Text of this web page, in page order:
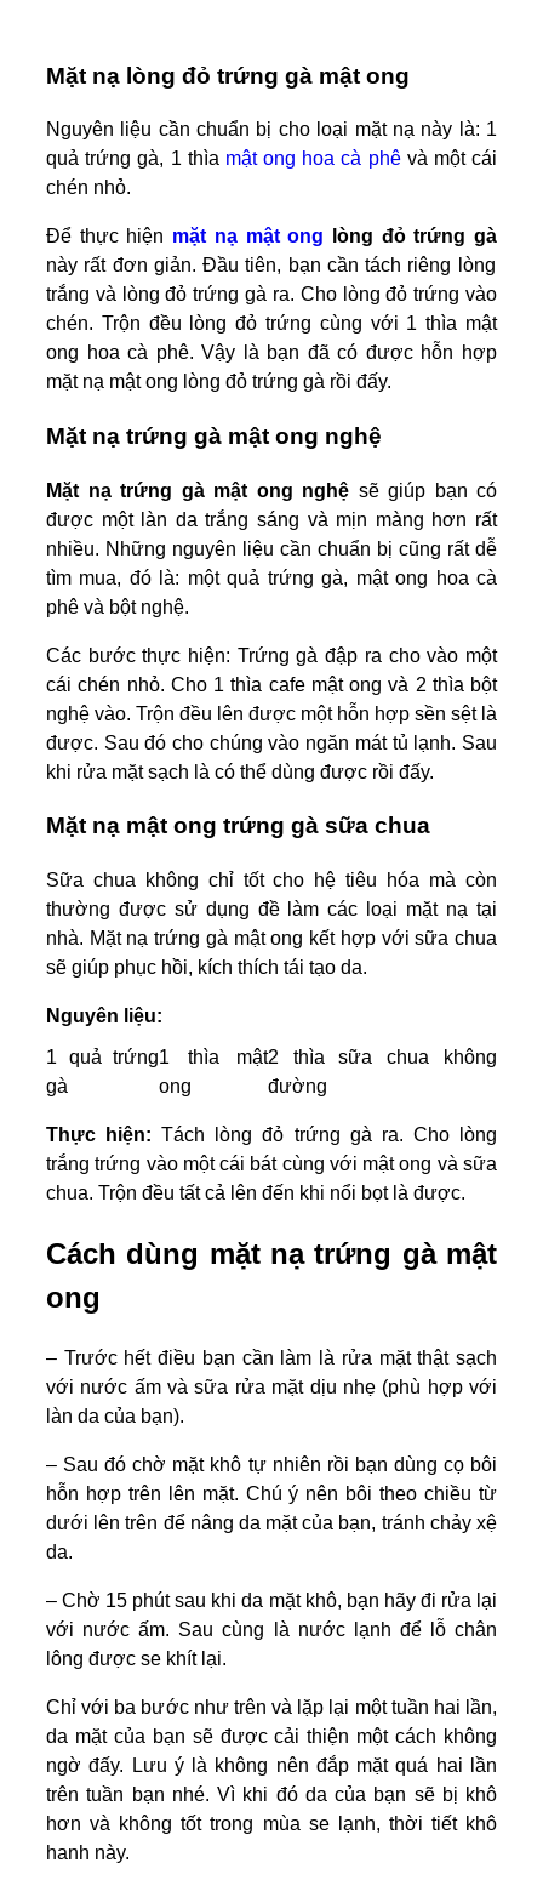
Mặt nạ lòng đỏ trứng gà mật ong
Nguyên liệu cần chuẩn bị cho loại mặt nạ này là: 1
quả trứng gà, 1 thìa mật ong hoa cà phêvà một cái
chén nhỏ.
Để thực hiện mặt nạ mật ong lòng đỏ trứng gà
này rất đơn giản. Đầu tiên, bạn cần tách riêng lòng
trắng và lòng đỏ trứng gà ra. Cho lòng đỏ trứng vào
chén. Trộn đều lòng đỏ trứng cùng với 1 thìa mật
ong hoa cà phê. Vậy là bạn đã có được hỗn hợp
mặt nạ mật ong lòng đỏ trứng gà rồi đấy.
Mặt nạ trứng gà mật ong nghệ
Mặt nạ trứng gà mật ong nghệ sẽ giúp bạn có
được một làn da trắng sáng và mịn màng hơn rất
nhiều. Những nguyên liệu cần chuẩn bị cũng rất dễ
tìm mua, đó là: một quả trứng gà, mật ong hoa cà
phê và bột nghệ.
Các bước thực hiện: Trứng gà đập ra cho vào một
cái chén nhỏ. Cho 1 thìa cafe mật ong và 2 thìa bột
nghệ vào. Trộn đều lên được một hỗn hợp sền sệt là
được. Sau đó cho chúng vào ngăn mát tủ lạnh. Sau
khi rửa mặt sạch là có thể dùng được rồi đấy.
Mặt nạ mật ong trứng gà sữa chua
Sữa chua không chỉ tốt cho hệ tiêu hóa mà còn
thường được sử dụng đề làm các loại mặt nạ tại
nhà. Mặt nạ trứng gà mật ong kết hợp với sữa chua
sẽ giúp phục hồi, kích thích tái tạo da.
Nguyên liệu:
1 quả trứng
gà
1 thìa mật
ong
2 thìa sữa chua không
đường
Thực hiện:Tách lòng đỏ trứng gà ra. Cho lòng
trắng trứng vào một cái bát cùng với mật ong và sữa
chua. Trộn đều tất cả lên đến khi nổi bọt là được.
Cách dùng mặt nạ trứng gà mật
ong
– Trước hết điều bạn cần làm là rửa mặt thật sạch
với nước ấm và sữa rửa mặt dịu nhẹ (phù hợp với
làn da của bạn).
– Sau đó chờ mặt khô tự nhiên rồi bạn dùng cọ bôi
hỗn hợp trên lên mặt. Chú ý nên bôi theo chiều từ
dưới lên trên để nâng da mặt của bạn, tránh chảy xệ
da.
– Chờ 15 phút sau khi da mặt khô, bạn hãy đi rửa lại
với nước ấm. Sau cùng là nước lạnh để lỗ chân
lông được se khít lại.
Chỉ với ba bước như trên và lặp lại một tuần hai lần,
da mặt của bạn sẽ được cải thiện một cách không
ngờ đấy. Lưu ý là không nên đắp mặt quá hai lần
trên tuần bạn nhé. Vì khi đó da của bạn sẽ bị khô
hơn và không tốt trong mùa se lạnh, thời tiết khô
hanh này.